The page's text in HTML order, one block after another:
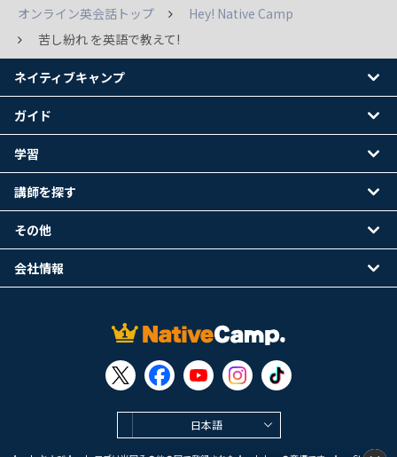
オンライン英会話トップ
Hey! Native Camp
苦し紛れ を英語で教えて!
日本語
ネイティブキャンプ
ガイド
学習
講師を探す
その他
会社情報